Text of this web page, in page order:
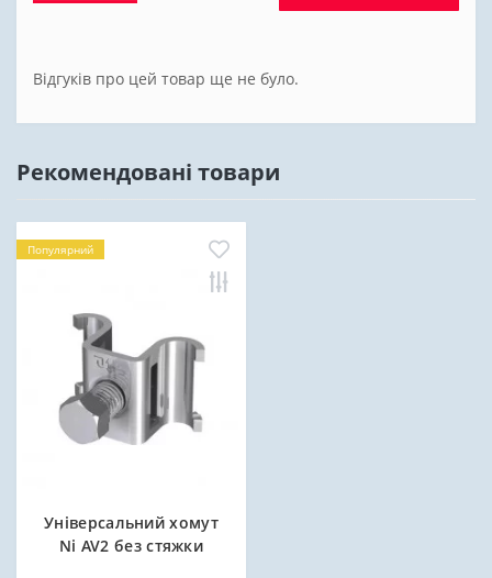
Відгуків про цей товар ще не було.
Рекомендовані товари
Популярний
Універсальний хомут
Ni AV2 без стяжки